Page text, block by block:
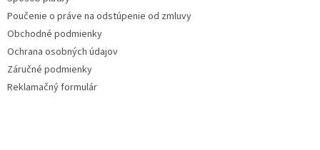
Poučenie o práve na odstúpenie od zmluvy
Obchodné podmienky
Ochrana osobných údajov
Záručné podmienky
Reklamačný formulár